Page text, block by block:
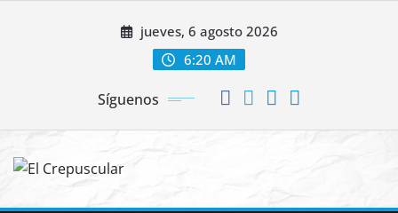
jueves, 6 agosto 2026
6:20 AM
Síguenos